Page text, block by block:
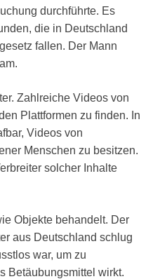
durchführte. Es
die in Deutschland
fallen. Der Mann
Zahlreiche Videos von
Plattformen zu finden. In
Videos von
Menschen zu besitzen.
solcher Inhalte
Objekte behandelt. Der
aus Deutschland schlug
war, um zu
Betäubungsmittel wirkt.